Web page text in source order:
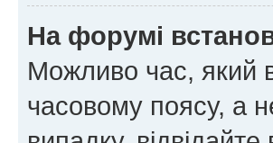
На форумі
Можливо час, який
часовому поясу, а